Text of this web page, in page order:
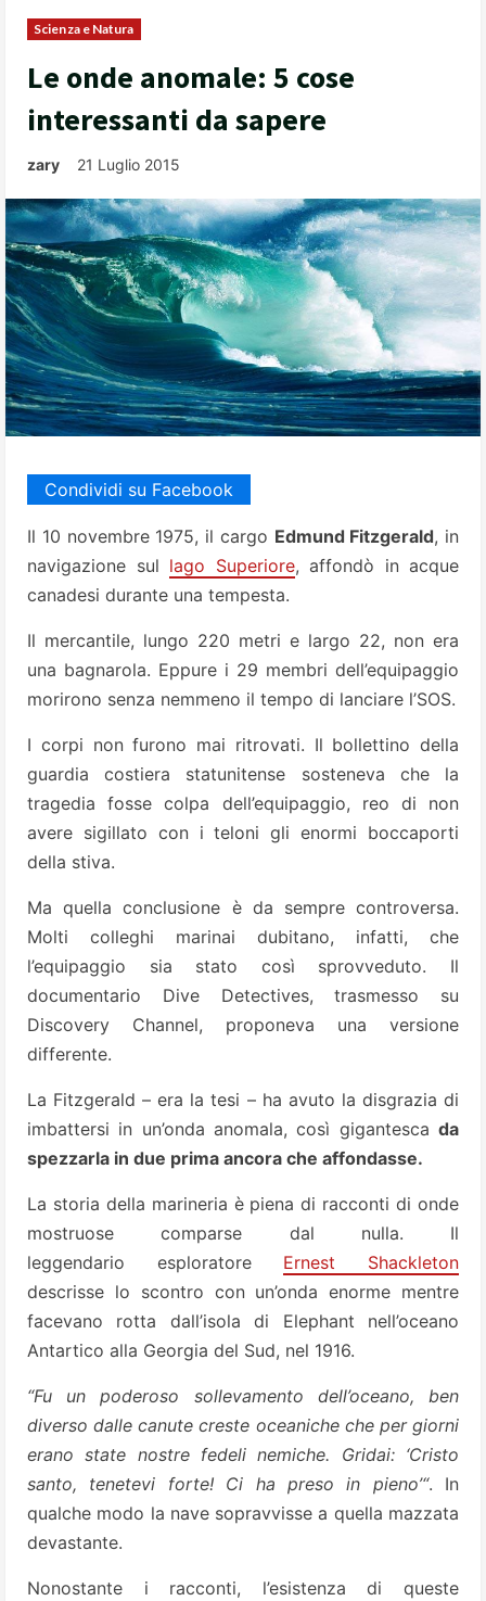
Scienza e Natura
Le onde anomale: 5 cose
interessanti da sapere
zary 21 Luglio 2015
Condividi su Facebook
Il 10 novembre 1975, il cargo Edmund Fitzgerald, in
navigazione sul lago Superiore, affondò in acque
canadesi durante una tempesta.
Il mercantile, lungo 220 metri e largo 22, non era
una bagnarola. Eppure i 29 membri dell’equipaggio
morirono senza nemmeno il tempo di lanciare l’SOS.
I corpi non furono mai ritrovati. Il bollettino della
guardia costiera statunitense sosteneva che la
tragedia fosse colpa dell’equipaggio, reo di non
avere sigillato con i teloni gli enormi boccaporti
della stiva.
Ma quella conclusione è da sempre controversa.
Molti colleghi marinai dubitano, infatti, che
l’equipaggio sia stato così sprovveduto. Il
documentario Dive Detectives, trasmesso su
Discovery Channel, proponeva una versione
differente.
La Fitzgerald – era la tesi – ha avuto la disgrazia di
imbattersi in un’onda anomala, così gigantesca da
spezzarla in due prima ancora che affondasse.
La storia della marineria è piena di racconti di onde
mostruose comparse dal nulla. Il
leggendario esploratore Ernest Shackleton
descrisse lo scontro con un’onda enorme mentre
facevano rotta dall’isola di Elephant nell’oceano
Antartico alla Georgia del Sud, nel 1916.
“Fu un poderoso sollevamento dell’oceano, ben
diverso dalle canute creste oceaniche che per giorni
erano state nostre fedeli nemiche. Gridai: ‘Cristo
santo, tenetevi forte! Ci ha preso in pieno’“. In
qualche modo la nave sopravvisse a quella mazzata
devastante.
Nonostante i racconti, l’esistenza di queste